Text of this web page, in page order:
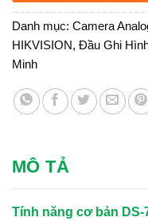
Danh mục: Camera
HIKVISION, Đầu Ghi
Minh
MÔ TẢ
Tính năng cơ bản DS-